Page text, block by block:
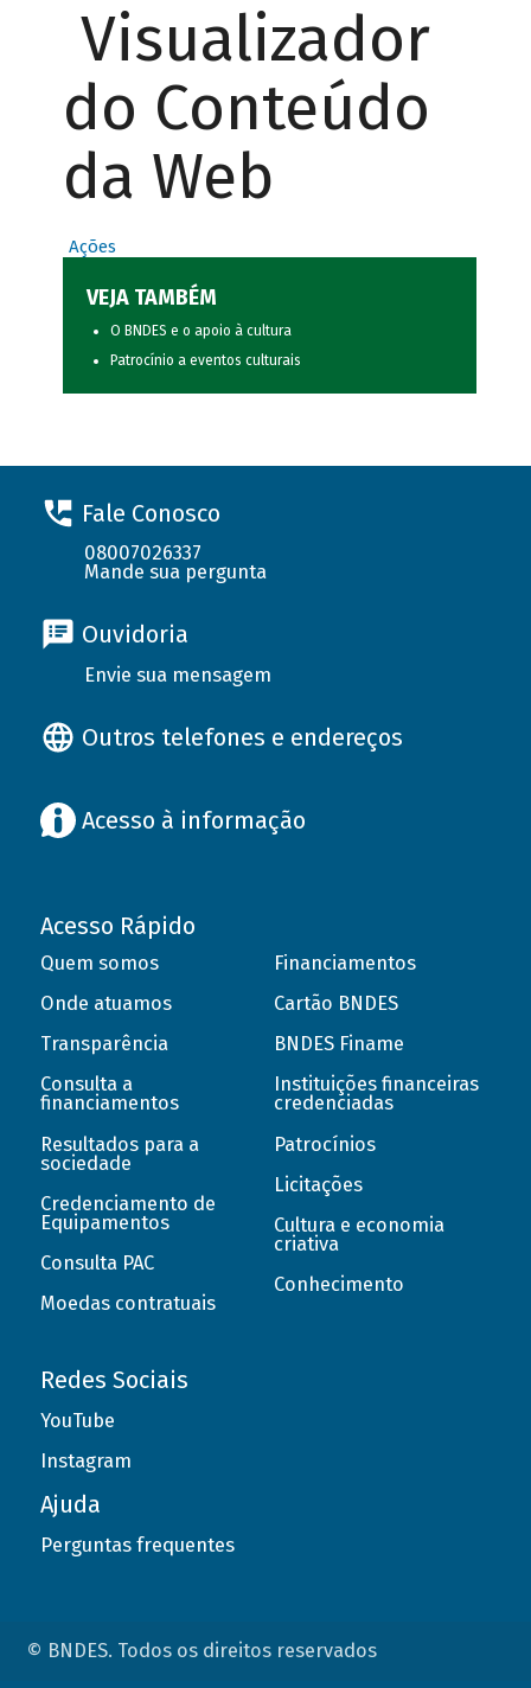
Visualizador
do Conteúdo
da Web
Ações
VEJA TAMBÉM
O BNDES e o apoio à cultura
Patrocínio a eventos culturais
Fale Conosco
08007026337
Mande sua pergunta
Ouvidoria
Envie sua mensagem
Outros telefones e endereços
Acesso à informação
Acesso Rápido
Quem somos
Onde atuamos
Transparência
Consulta a
financiamentos
Resultados para a
sociedade
Credenciamento de
Equipamentos
Consulta PAC
Moedas contratuais
Financiamentos
Cartão BNDES
BNDES Finame
Instituições financeiras
credenciadas
Patrocínios
Licitações
Cultura e economia
criativa
Conhecimento
Redes Sociais
YouTube
Instagram
Ajuda
Perguntas frequentes
© BNDES. Todos os direitos reservados